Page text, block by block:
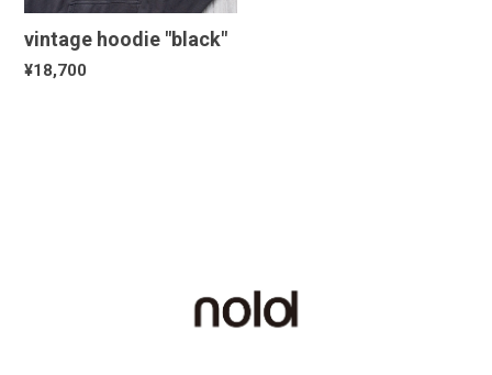
vintage hoodie "black"
¥18,700